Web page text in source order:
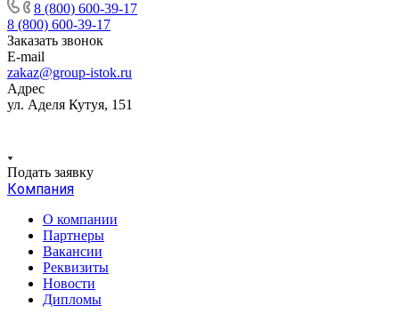
8 (800) 600-39-17
8 (800) 600-39-17
Заказать звонок
E-mail
zakaz@group-istok.ru
Адрес
ул. Аделя Кутуя, 151
Подать заявку
Компания
О компании
Партнеры
Вакансии
Реквизиты
Новости
Дипломы